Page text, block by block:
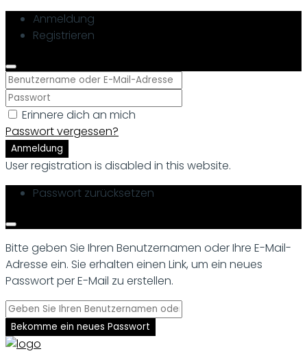
Anmeldung
Registrieren
Erinnere dich an mich
Passwort vergessen?
Anmeldung
User registration is disabled in this website.
Passwort zurücksetzen
Bitte geben Sie Ihren Benutzernamen oder Ihre E-Mail-
Adresse ein. Sie erhalten einen Link, um ein neues
Passwort per E-Mail zu erstellen.
Bekomme ein neues Passwort